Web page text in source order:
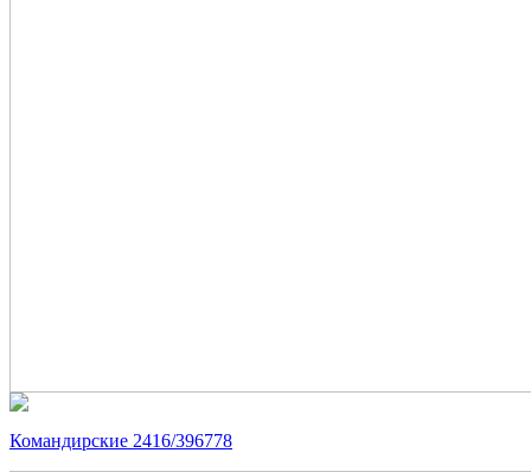
Командирские 2416/396778